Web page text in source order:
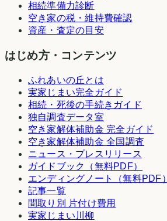
相続準備力診断
空き家の税・維持費確認
資産・査定の目安
はじめ方・コンテンツ
ふれあいの丘とは
実家じまい完全ガイド
相続・死後の手続きガイド
独自調査データ室
空き家解体補助金 完全ガイド
空き家解体補助金 全国調査
ニュース・プレスリリース
ガイドブック（無料PDF）
エンディングノート（無料PDF）
記事一覧
間取り別 片付け費用
実家じまい川柳